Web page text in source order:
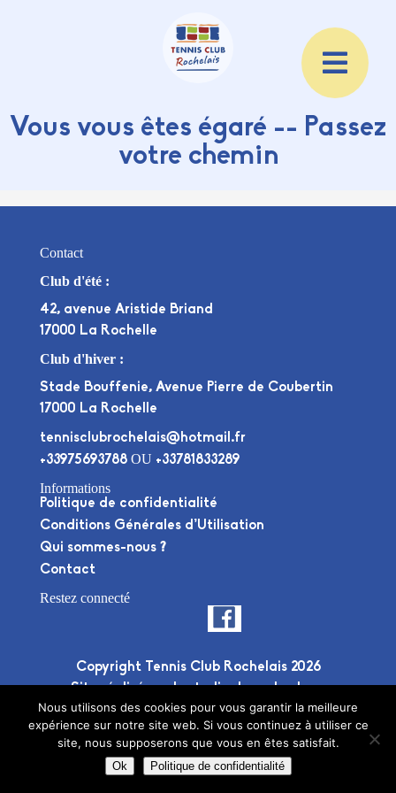
Vous vous êtes égaré -- Passez
votre chemin
Contact
Club d'été :
42, avenue Aristide Briand
17000 La Rochelle
Club d'hiver :
Stade Bouffenie, Avenue Pierre de Coubertin
17000 La Rochelle
tennisclubrochelais@hotmail.fr
+33975693788OU +33781833289
Informations
Politique de confidentialité
Conditions Générales d’Utilisation
Qui sommes-nous ?
Contact
Restez connecté
Copyright Tennis Club Rochelais 2026
Site réalisé par lestudio deuxplusdeux
Nous utilisons des cookies pour vous garantir la meilleure
expérience sur notre site web. Si vous continuez à utiliser ce
site, nous supposerons que vous en êtes satisfait.
Ok Politique de confidentialité